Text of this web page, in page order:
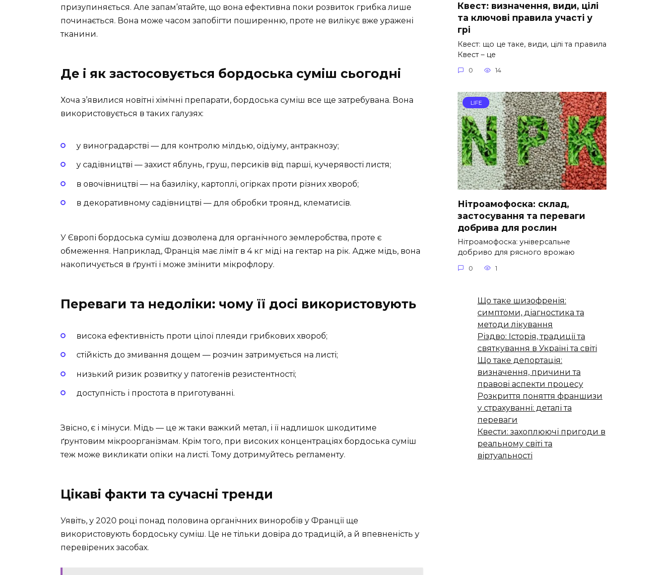
призупиняється. Але запам’ятайте, що вона ефективна поки розвиток грибка лише
починається. Вона може часом запобігти поширенню, проте не вилікує вже уражені
тканини.
Де і як застосовується бордоська суміш сьогодні
Хоча з’явилися новітні хімічні препарати, бордоська суміш все ще затребувана. Вона
використовується в таких галузях:
у виноградарстві — для контролю мілдью, оїдіуму, антракнозу;
у садівництві — захист яблунь, груш, персиків від парші, кучерявості листя;
в овочівництві — на базиліку, картоплі, огірках проти різних хвороб;
в декоративному садівництві — для обробки троянд, клематисів.
У Європі бордоська суміш дозволена для органічного землеробства, проте є
обмеження. Наприклад, Франція має ліміт в 4 кг міді на гектар на рік. Адже мідь, вона
накопичується в ґрунті і може змінити мікрофлору.
Переваги та недоліки: чому її досі використовують
висока ефективність проти цілої плеяди грибкових хвороб;
стійкість до змивання дощем — розчин затримується на листі;
низький ризик розвитку у патогенів резистентності;
доступність і простота в приготуванні.
Звісно, є і мінуси. Мідь — це ж таки важкий метал, і її надлишок шкодитиме
ґрунтовим мікроорганізмам. Крім того, при високих концентраціях бордоська суміш
теж може викликати опіки на листі. Тому дотримуйтесь регламенту.
Цікаві факти та сучасні тренди
Уявіть, у 2020 році понад половина органічних виноробів у Франції ще
використовують бордоську суміш. Це не тільки довіра до традицій, а й впевненість у
перевірених засобах.
Квест: визначення, види, цілі
та ключові правила участі у
грі
Квест: що це таке, види, цілі та правила
Квест – це
0 14
LIFE
Нітроамофоска: склад,
застосування та переваги
добрива для рослин
Нітроамофоска: універсальне
добриво для рясного врожаю
0 1
Що таке шизофренія:
симптоми, діагностика та
методи лікування
Різдво: Історія, традиції та
святкування в Україні та світі
Що таке депортація:
визначення, причини та
правові аспекти процесу
Розкриття поняття франшизи
у страхуванні: деталі та
переваги
Квести: захоплюючі пригоди в
реальному світі та
віртуальності